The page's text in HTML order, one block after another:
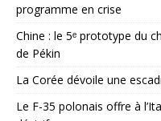
programme en crise
Chine : le 5ᵉ prototype du
de Pékin
La Corée dévoile une
Le F-35 polonais offre à